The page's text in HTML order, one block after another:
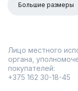
Большие размеры
Лицо местного
органа,
покупателей:
+375 162 30-18-45